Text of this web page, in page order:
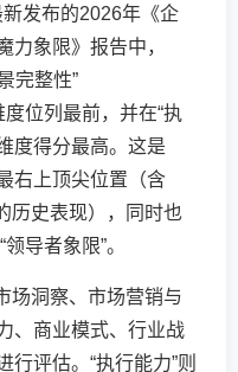
发布的2026年《企
力象限》报告中，
完整性”
位列最前，并在“执
度得分最高。这是
右上顶尖位置（含
历史表现），同时也
导者象限”。
场洞察、市场营销与
、商业模式、行业战
评估。“执行能力”则